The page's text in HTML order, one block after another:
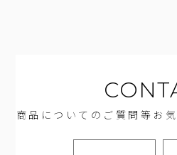
商品についてのご質問等お